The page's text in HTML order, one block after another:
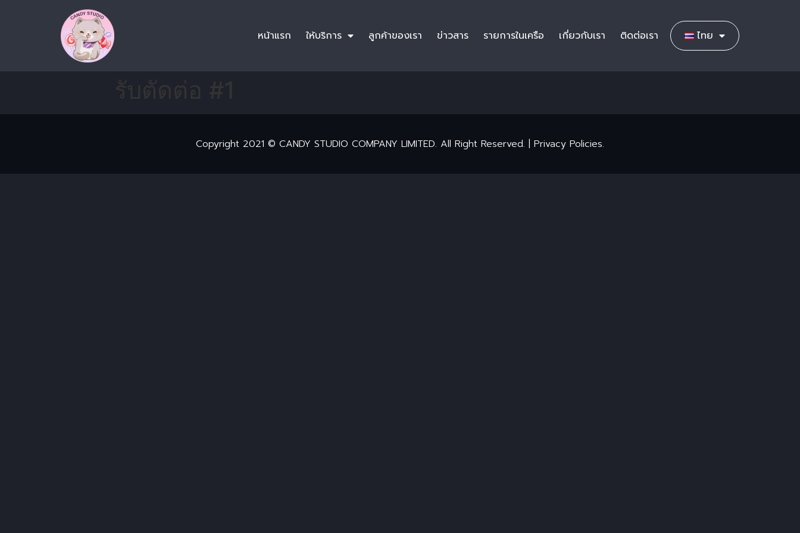
หน้าแรก ให้บริการ ลูกค้าของเรา ข่าวสาร รายการในเครือ เกี่ยวกับเรา ติดต่อเรา ไทย
Copyright 2021 © CANDY STUDIO COMPANY LIMITED. All Right Reserved. | Privacy Policies.